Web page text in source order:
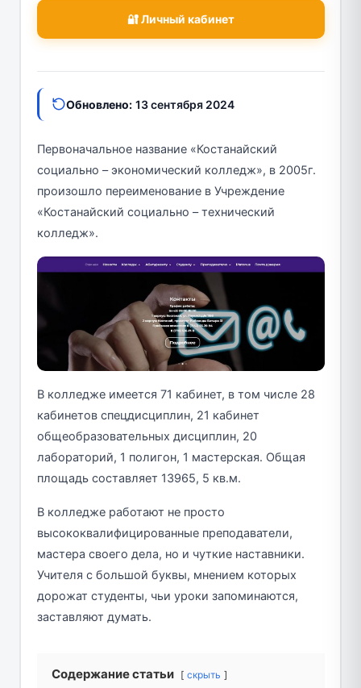
🔐 Личный кабинет
Обновлено: 13 сентября 2024
Первоначальное название «Костанайский
социально – экономический колледж», в 2005г.
произошло переименование в Учреждение
«Костанайский социально – технический
колледж».
В колледже имеется 71 кабинет, в том числе 28
кабинетов спецдисциплин, 21 кабинет
общеобразовательных дисциплин, 20
лабораторий, 1 полигон, 1 мастерская. Общая
площадь составляет 13965, 5 кв.м.
В колледже работают не просто
высококвалифицированные преподаватели,
мастера своего дела, но и чуткие наставники.
Учителя с большой буквы, мнением которых
дорожат студенты, чьи уроки запоминаются,
заставляют думать.
Содержание статьи скрыть